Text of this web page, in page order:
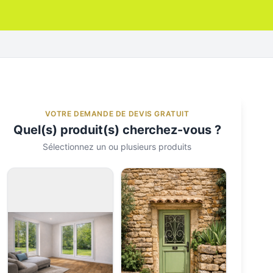
VOTRE DEMANDE DE DEVIS GRATUIT
Quel(s) produit(s) cherchez-vous ?
Sélectionnez un ou plusieurs produits